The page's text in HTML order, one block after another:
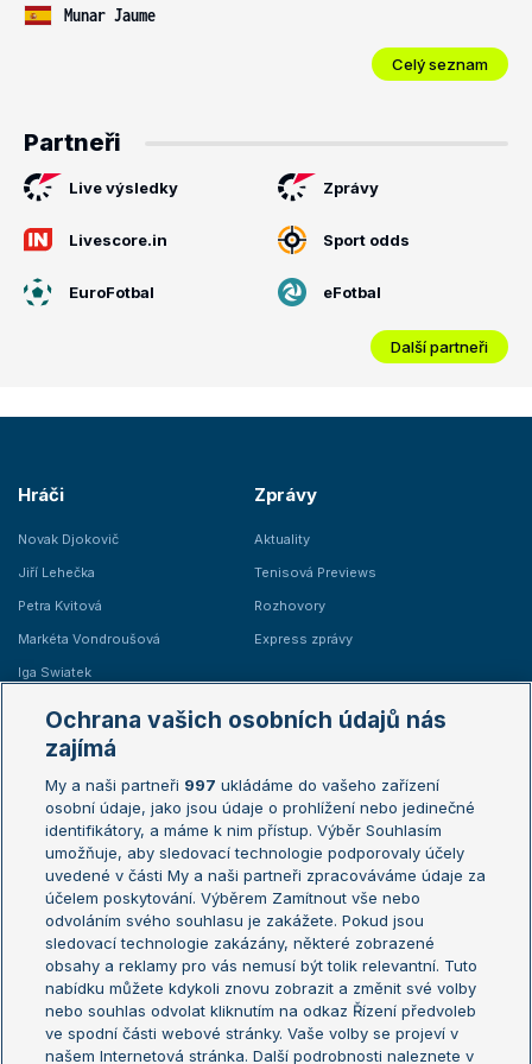
Munar Jaume
Celý seznam
Partneři
Live výsledky Zprávy
Livescore.in Sport odds
EuroFotbal eFotbal
Další partneři
Hráči
Novak Djokovič
Jiří Lehečka
Petra Kvitová
Markéta Vondroušová
Iga Swiatek
Zprávy
Aktuality
Tenisová Previews
Rozhovory
Express zprávy
Žebříčky
Žebříček ATP (muži)
Žebříček WTA (ženy)
Sázkařský žebříček
Australian Open
French Open
Wimbledon
US Open
Turnaj mistrů
Turnaj mistryň
Aktualní trendy
Fotbalové přestupy
Ochrana vašich osobních údajů nás
zajímá
My a naši partneři 997 ukládáme do vašeho zařízení
osobní údaje, jako jsou údaje o prohlížení nebo jedinečné
identifikátory, a máme k nim přístup. Výběr Souhlasím
umožňuje, aby sledovací technologie podporovaly účely
uvedené v části My a naši partneři zpracováváme údaje za
účelem poskytování. Výběrem Zamítnout vše nebo
odvoláním svého souhlasu je zakážete. Pokud jsou
sledovací technologie zakázány, některé zobrazené
obsahy a reklamy pro vás nemusí být tolik relevantní. Tuto
nabídku můžete kdykoli znovu zobrazit a změnit své volby
nebo souhlas odvolat kliknutím na odkaz Řízení předvoleb
ve spodní části webové stránky. Vaše volby se projeví v
našem Internetová stránka. Další podrobnosti naleznete v